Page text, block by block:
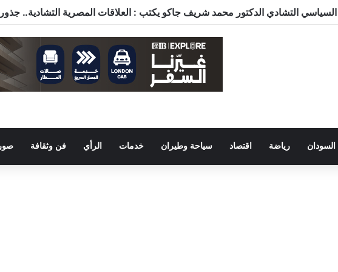
السودان رياضة اقتصاد سياحة وطيران خدمات الرأي فن وثقافة